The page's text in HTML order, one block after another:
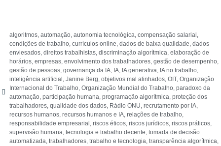
algoritmos, automação, autonomia tecnológica, compensação salarial ,
condições de trabalho, currículos online, dados de baixa qualidade, dados
enviesados, direitos trabalhistas, discriminação algorítmica, elaboração de
horários, empresas, envolvimento dos trabalhadores, gestão de desempenho,
gestão de pessoas, governança da IA, IA, IA generativa, IA no trabalho,
inteligência artificial , Janine Berg, objetivos mal alinhados, OIT, Organização
Internacional do Trabalho, Organização Mundial do Trabalho, paradoxo da
automação, participação humana, programação algorítmica, proteção dos
trabalhadores, qualidade dos dados, Rádio ONU, recrutamento por IA,
recursos humanos, recursos humanos e IA, relações de trabalho,
responsabilidade empresarial , riscos éticos, riscos jurídicos, riscos práticos,
supervisão humana, tecnologia e trabalho decente, tomada de decisão
automatizada, trabalhadores, trabalho e tecnologia, transparência algorítmica,